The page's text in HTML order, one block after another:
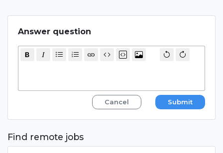
Answer question
Cancel Submit
Find remote jobs